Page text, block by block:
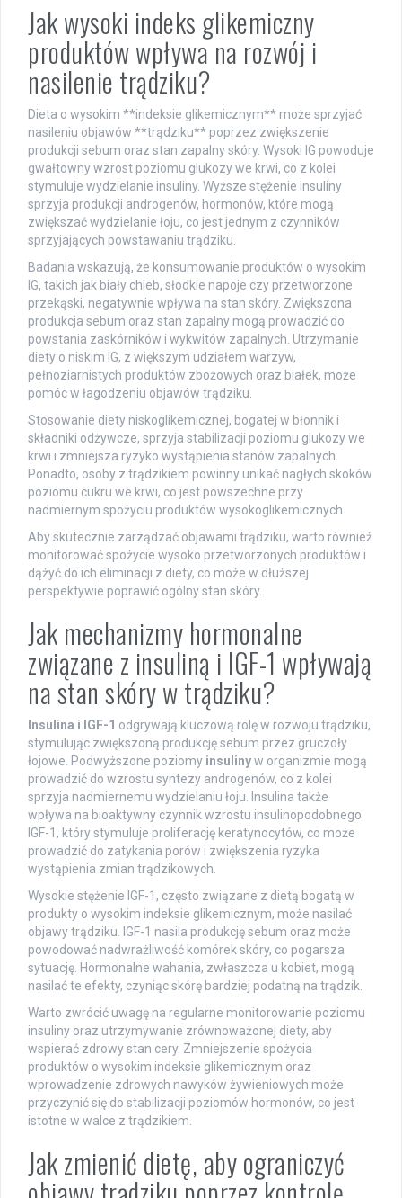
Jak wysoki indeks glikemiczny
produktów wpływa na rozwój i
nasilenie trądziku?
Dieta o wysokim **indeksie glikemicznym** może sprzyjać
nasileniu objawów **trądziku** poprzez zwiększenie
produkcji sebum oraz stan zapalny skóry. Wysoki IG powoduje
gwałtowny wzrost poziomu glukozy we krwi, co z kolei
stymuluje wydzielanie insuliny. Wyższe stężenie insuliny
sprzyja produkcji androgenów, hormonów, które mogą
zwiększać wydzielanie łoju, co jest jednym z czynników
sprzyjających powstawaniu trądziku.
Badania wskazują, że konsumowanie produktów o wysokim
IG, takich jak biały chleb, słodkie napoje czy przetworzone
przekąski, negatywnie wpływa na stan skóry. Zwiększona
produkcja sebum oraz stan zapalny mogą prowadzić do
powstania zaskórników i wykwitów zapalnych. Utrzymanie
diety o niskim IG, z większym udziałem warzyw,
pełnoziarnistych produktów zbożowych oraz białek, może
pomóc w łagodzeniu objawów trądziku.
Stosowanie diety niskoglikemicznej, bogatej w błonnik i
składniki odżywcze, sprzyja stabilizacji poziomu glukozy we
krwi i zmniejsza ryzyko wystąpienia stanów zapalnych.
Ponadto, osoby z trądzikiem powinny unikać nagłych skoków
poziomu cukru we krwi, co jest powszechne przy
nadmiernym spożyciu produktów wysokoglikemicznych.
Aby skutecznie zarządzać objawami trądziku, warto również
monitorować spożycie wysoko przetworzonych produktów i
dążyć do ich eliminacji z diety, co może w dłuższej
perspektywie poprawić ogólny stan skóry.
Jak mechanizmy hormonalne
związane z insuliną i IGF-1 wpływają
na stan skóry w trądziku?
Insulina i IGF-1 odgrywają kluczową rolę w rozwoju trądziku,
stymulując zwiększoną produkcję sebum przez gruczoły
łojowe. Podwyższone poziomy insulinyw organizmie mogą
prowadzić do wzrostu syntezy androgenów, co z kolei
sprzyja nadmiernemu wydzielaniu łoju. Insulina także
wpływa na bioaktywny czynnik wzrostu insulinopodobnego
IGF-1, który stymuluje proliferację keratynocytów, co może
prowadzić do zatykania porów i zwiększenia ryzyka
wystąpienia zmian trądzikowych.
Wysokie stężenie IGF-1, często związane z dietą bogatą w
produkty o wysokim indeksie glikemicznym, może nasilać
objawy trądziku. IGF-1 nasila produkcję sebum oraz może
powodować nadwrażliwość komórek skóry, co pogarsza
sytuację. Hormonalne wahania, zwłaszcza u kobiet, mogą
nasilać te efekty, czyniąc skórę bardziej podatną na trądzik.
Warto zwrócić uwagę na regularne monitorowanie poziomu
insuliny oraz utrzymywanie zrównoważonej diety, aby
wspierać zdrowy stan cery. Zmniejszenie spożycia
produktów o wysokim indeksie glikemicznym oraz
wprowadzenie zdrowych nawyków żywieniowych może
przyczynić się do stabilizacji poziomów hormonów, co jest
istotne w walce z trądzikiem.
Jak zmienić dietę, aby ograniczyć